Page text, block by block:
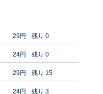
29円 残り 0
24円 残り 0
29円 残り 15
24円 残り 3